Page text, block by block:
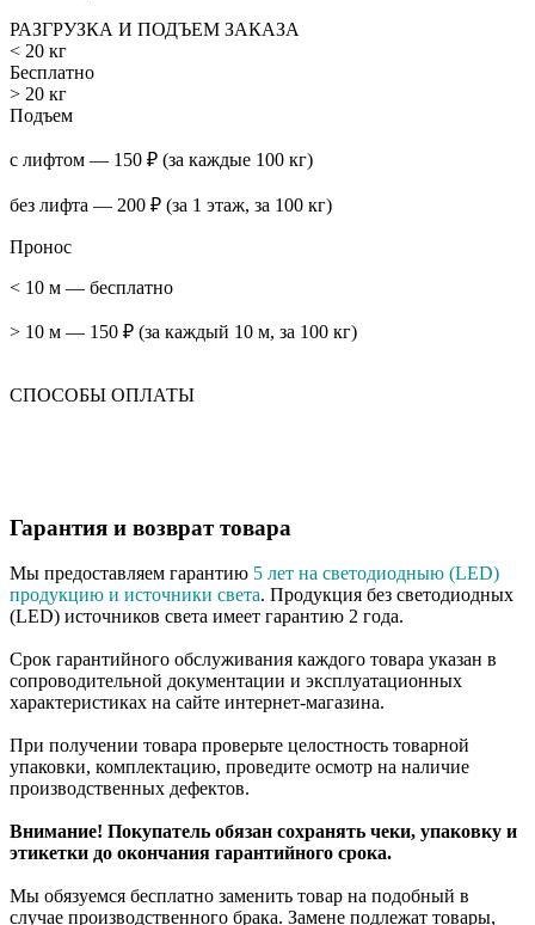
РАЗГРУЗКА И ПОДЪЕМ ЗАКАЗА
< 20 кг
Бесплатно
> 20 кг
Подъем
с лифтом — 150 ₽ (за каждые 100 кг)
без лифта — 200 ₽ (за 1 этаж, за 100 кг)
Пронос
< 10 м — бесплатно
> 10 м — 150 ₽ (за каждый 10 м, за 100 кг)
СПОСОБЫ ОПЛАТЫ
Гарантия и возврат товара
Мы предоставляем гарантию 5 лет на светодиодныю (LED)
продукцию и источники света. Продукция без светодиодных
(LED) источников света имеет гарантию 2 года.
Срок гарантийного обслуживания каждого товара указан в
сопроводительной документации и эксплуатационных
характеристиках на сайте интернет-магазина.
При получении товара проверьте целостность товарной
упаковки, комплектацию, проведите осмотр на наличие
производственных дефектов.
Внимание! Покупатель обязан сохранять чеки, упаковку и
этикетки до окончания гарантийного срока.
Мы обязуемся бесплатно заменить товар на подобный в
случае производственного брака. Замене подлежат товары,